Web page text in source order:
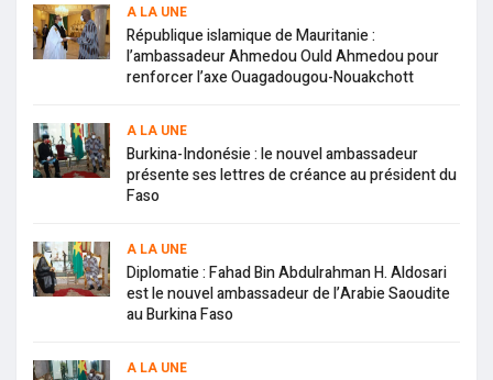
A LA UNE
République islamique de Mauritanie :
l’ambassadeur Ahmedou Ould Ahmedou pour
renforcer l’axe Ouagadougou-Nouakchott
A LA UNE
Burkina-Indonésie : le nouvel ambassadeur
présente ses lettres de créance au président du
Faso
A LA UNE
Diplomatie : Fahad Bin Abdulrahman H. Aldosari
est le nouvel ambassadeur de l’Arabie Saoudite
au Burkina Faso
A LA UNE